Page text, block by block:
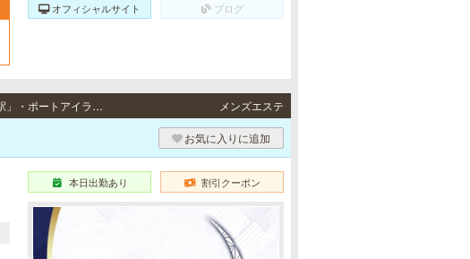
オフィシャルサイト ブログ
三宮・尼崎 / JR東海道本線「三ノ宮駅」・阪急各線／阪神本線「神戸三宮駅」・ポートアイランド線「三宮駅」・地下鉄各線「三宮駅」より徒歩3分・JR各線「尼崎駅」より徒歩3分 メンズエステ
お気に入りに追加
本日出勤あり 割引クーポン